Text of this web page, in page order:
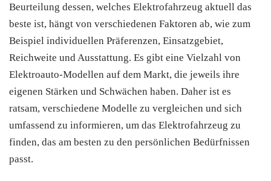
Beurteilung dessen, welches Elektrofahrzeug aktuell das
beste ist, hängt von verschiedenen Faktoren ab, wie zum
Beispiel individuellen Präferenzen, Einsatzgebiet,
Reichweite und Ausstattung. Es gibt eine Vielzahl von
Elektroauto-Modellen auf dem Markt, die jeweils ihre
eigenen Stärken und Schwächen haben. Daher ist es
ratsam, verschiedene Modelle zu vergleichen und sich
umfassend zu informieren, um das Elektrofahrzeug zu
finden, das am besten zu den persönlichen Bedürfnissen
passt.